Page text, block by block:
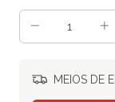
MEIOS DE